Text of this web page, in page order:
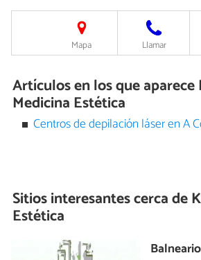
Mapa Llamar
Artículos en los que aparece
Medicina Estética
Centros de depilación láser en A
Sitios interesantes cerca de
Estética